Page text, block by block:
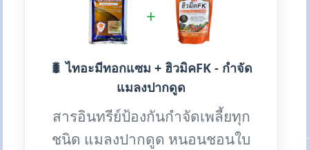
+
🐛 ไทอะมีทอกแซม + ฮิวมิคFK - กำจัด
แมลงปากดูด
สารอินทรีย์ป้องกันกำจัดเพลี้ยทุก
ชนิด แมลงปากดูด หนอนชอนใบ